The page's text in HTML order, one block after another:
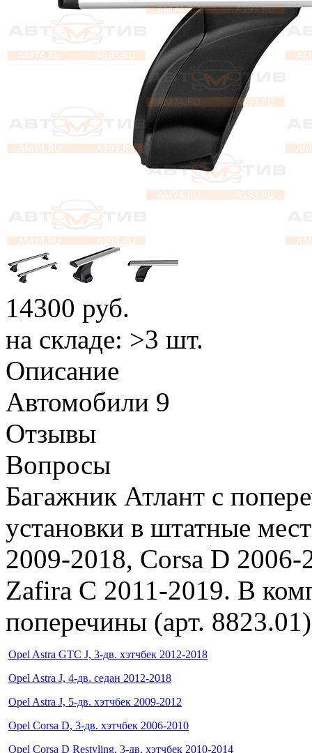
14300 руб.
на складе: >3 шт.
Описание
Автомобили 9
Отзывы
Вопросы
Багажник Атлант с
установки в штатные
2009-2018, Corsa D
Zafira C 2011-2019. В
поперечины (арт.
Opel Astra GTC J, 3-дв. хэтчбек 2012-2018
Opel Astra J, 4-дв. седан 2012-2018
Opel Astra J, 5-дв. хэтчбек 2009-2012
Opel Corsa D, 3-дв. хэтчбек 2006-2010
Opel Corsa D Restyling, 3-дв. хэтчбек 2010-2014